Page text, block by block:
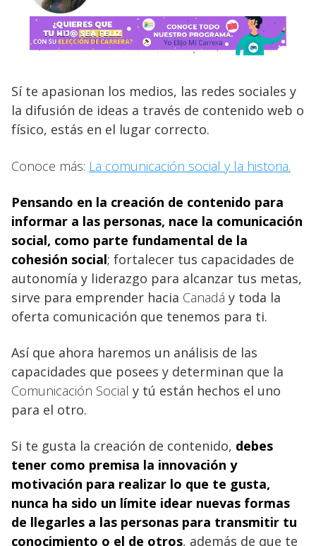
Sí te apasionan los medios, las redes sociales y
la difusión de ideas a través de contenido web o
físico, estás en el lugar correcto.
Conoce más: La comunicación social y la historia.
Pensando en la creación de contenido para
informar a las personas, nace la comunicación
social, como parte fundamental de la
cohesión social; fortalecer tus capacidades de
autonomía y liderazgo para alcanzar tus metas,
sirve para emprender hacia Canadá y toda la
oferta comunicación que tenemos para ti.
Así que ahora haremos un análisis de las
capacidades que posees y determinan que la
Comunicación Social y tú están hechos el uno
para el otro.
Si te gusta la creación de contenido, debes
tener como premisa la innovación y
motivación para realizar lo que te gusta,
nunca ha sido un límite idear nuevas formas
de llegarles a las personas para transmitir tu
conocimiento o el de otros, además de que te